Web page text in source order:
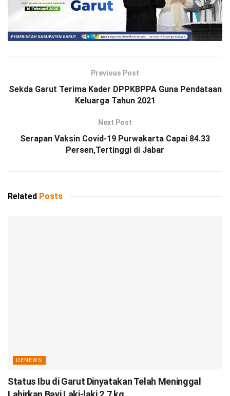
Previous Post
Sekda Garut Terima Kader DPPKBPPA Guna Pendataan
Keluarga Tahun 2021
Next Post
Serapan Vaksin Covid-19 Purwakarta Capai 84.33
Persen,Tertinggi di Jabar
Related Posts
DENEWS
Status Ibu di Garut Dinyatakan Telah Meninggal